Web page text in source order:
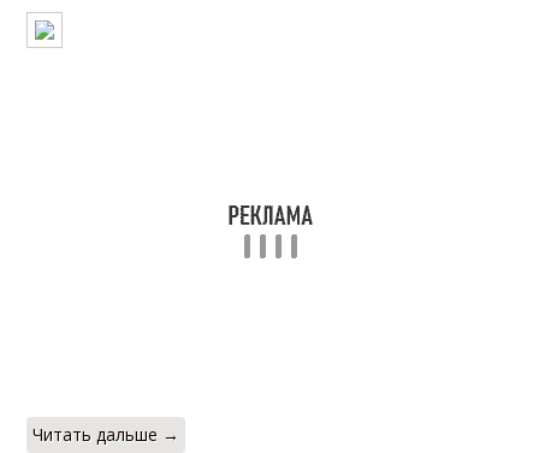
Читать дальше →